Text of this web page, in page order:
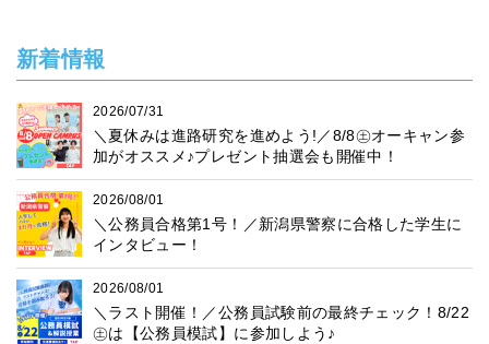
新着情報
2026/07/31
＼夏休みは進路研究を進めよう!／8/8㊏オーキャン参
加がオススメ♪プレゼント抽選会も開催中！
2026/08/01
＼公務員合格第1号！／新潟県警察に合格した学生に
インタビュー！
2026/08/01
＼ラスト開催！／公務員試験前の最終チェック！8/22
㊏は【公務員模試】に参加しよう♪